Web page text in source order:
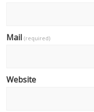
Mail(required)
Website